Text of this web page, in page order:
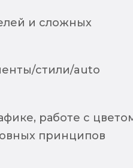
и сложных
стили/auto
работе с
принципов